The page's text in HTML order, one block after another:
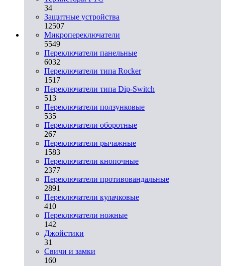
34
Защитные устройства
12507
Микропереключатели
5549
Переключатели панельные
6032
Переключатели типа Rocker
1517
Переключатели типа Dip-Switch
513
Переключатели ползунковые
535
Переключатели оборотные
267
Переключатели рычажные
1583
Переключатели кнопочные
2377
Переключатели противовандальные
2891
Переключатели кулачковые
410
Переключатели ножные
142
Джойстики
31
Свичи и замки
160